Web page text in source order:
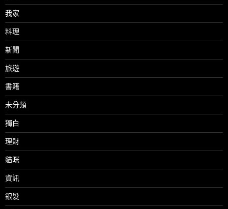
我家
料理
新聞
旅遊
書籍
未分類
獨白
理財
貓咪
資訊
銀髮